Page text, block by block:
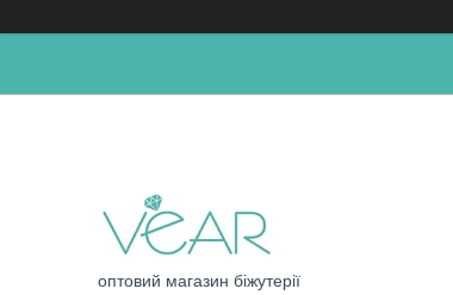
оптовий магазин біжутерії